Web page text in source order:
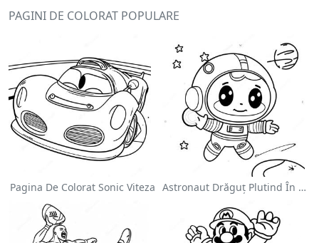
PAGINI DE COLORAT POPULARE
Pagina De Colorat Sonic Viteza Astronaut Drăguț Plutind În Spațiu - Pagina De Colorat